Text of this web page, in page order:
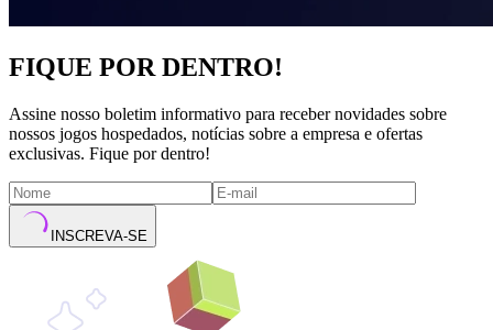
FIQUE POR DENTRO!
Assine nosso boletim informativo para receber novidades sobre
nossos jogos hospedados, notícias sobre a empresa e ofertas
exclusivas. Fique por dentro!
INSCREVA-SE